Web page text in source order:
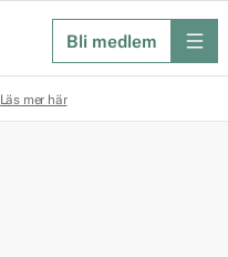
Bli medlem meny
Läs mer här